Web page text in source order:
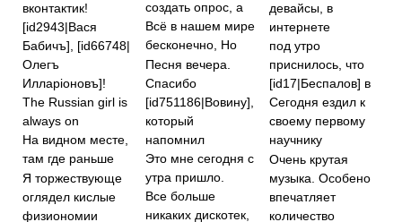
вконтактик!
[id2943|Вася
Бабичъ], [id66748|
Олегъ
Илларiоновъ]!
The Russian girl is
always on
На видном месте,
там где раньше
Я торжествующе
оглядел кислые
физиономии
создать опрос, а
Всё в нашем мире
бесконечно, Но
Песня вечера.
Спасибо
[id751186|Вовину],
который
напомнил
Это мне сегодня с
утра пришло.
Все больше
никаких дискотек,
девайсы, в
интернете
под утро
приснилось, что
[id17|Беспалов] в
Сегодня ездил к
своему первому
научнику
Очень крутая
музыка. Особено
впечатляет
количество